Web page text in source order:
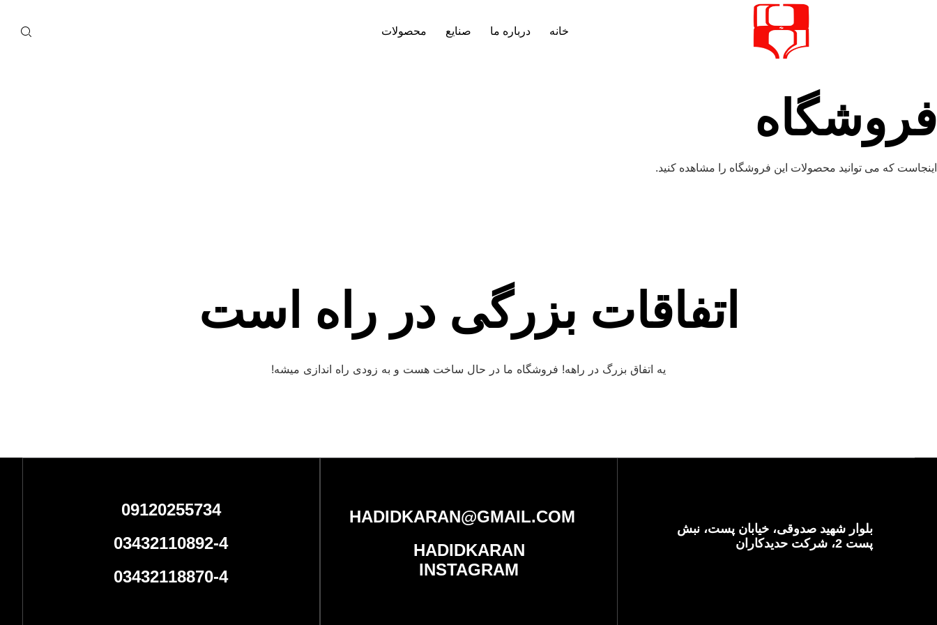
خانه درباره ما صنایع محصولات
فروشگاه
اینجاست که می توانید محصولات این فروشگاه را مشاهده کنید.
اتفاقات بزرگی در راه است
یه اتفاق بزرگ در راهه! فروشگاه ما در حال ساخت هست و به زودی راه اندازی میشه!
بلوار شهید صدوقی، خیابان پست، نبش
پست 2، شرکت حدیدکاران
HADIDKARAN@GMAIL.COM
HADIDKARAN
INSTAGRAM
09120255734
03432110892-4
03432118870-4